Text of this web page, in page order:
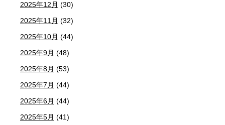
2025年12月 (30)
2025年11月 (32)
2025年10月 (44)
2025年9月 (48)
2025年8月 (53)
2025年7月 (44)
2025年6月 (44)
2025年5月 (41)